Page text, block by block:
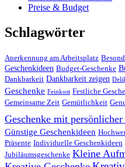
Preise & Budget
Schlagwörter
Anerkennung am Arbeitsplatz
Geschenkideen Budget-Geschenke
Dankbarkeit Dankbarkeit zeigen
Geschenke Feinkost Festliche
Gemeinsame Zeit Gemütlichkeit
Geschenke mit
Günstige Geschenkideen
Präsente Individuelle Geschenkideen
Jubiläumsgeschenke Kleine